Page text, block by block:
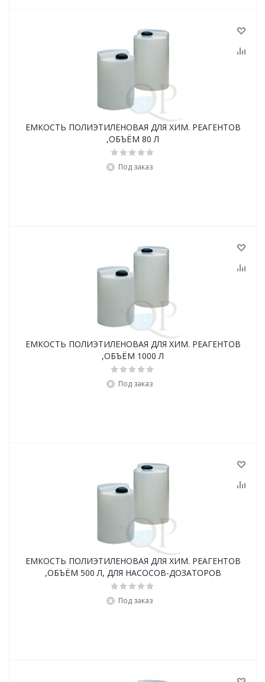
ЕМКОСТЬ ПОЛИЭТИЛЕНОВАЯ ДЛЯ ХИМ. РЕАГЕНТОВ
,ОБЪЁМ 80 Л
Под заказ
ЕМКОСТЬ ПОЛИЭТИЛЕНОВАЯ ДЛЯ ХИМ. РЕАГЕНТОВ
,ОБЪЁМ 1000 Л
Под заказ
ЕМКОСТЬ ПОЛИЭТИЛЕНОВАЯ ДЛЯ ХИМ. РЕАГЕНТОВ
,ОБЪЁМ 500 Л, ДЛЯ НАСОСОВ-ДОЗАТОРОВ
Под заказ